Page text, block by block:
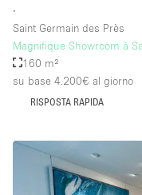
∙
Saint Germain des Près
Magnifique Showroom à
160 m²
su base 4.200€ al giorno
RISPOSTA RAPIDA